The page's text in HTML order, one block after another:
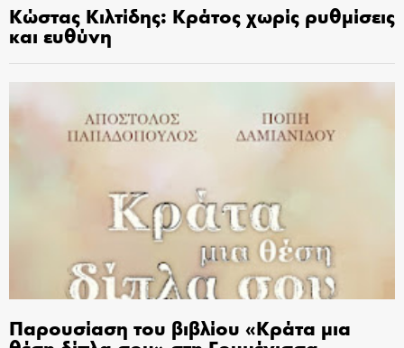
Κώστας Κιλτίδης: Κράτος χωρίς ρυθμίσεις
και ευθύνη
Παρουσίαση του βιβλίου «Κράτα μια